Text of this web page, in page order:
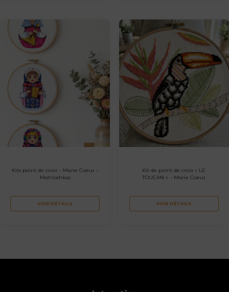
Kits point de croix – Marie Coeur –
Matrioshkas
VOIR DÉTAILS
Kit de point de croix « LE
TOUCAN » – Marie Coeur
VOIR DÉTAILS